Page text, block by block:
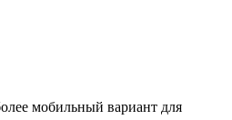
мобильный вариант для